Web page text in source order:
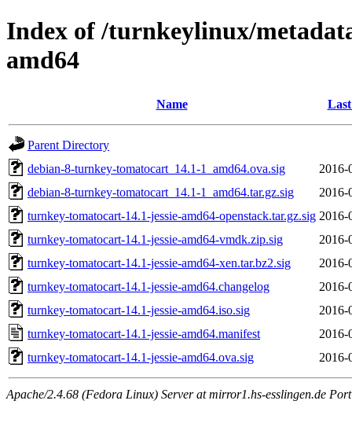
Index of /turnkeylinux/
amd64
Name
Parent Directory
debian-8-turnkey-tomatocart_14.1-1_amd64.ova.sig
2016-
debian-8-turnkey-tomatocart_14.1-1_amd64.tar.gz.sig
2016-
turnkey-tomatocart-14.1-jessie-amd64-openstack.tar.gz.sig 2016-
turnkey-tomatocart-14.1-jessie-amd64-vmdk.zip.sig
2016-
turnkey-tomatocart-14.1-jessie-amd64-xen.tar.bz2.sig
2016-
turnkey-tomatocart-14.1-jessie-amd64.changelog
2016-
turnkey-tomatocart-14.1-jessie-amd64.iso.sig
2016-
turnkey-tomatocart-14.1-jessie-amd64.manifest
2016-
turnkey-tomatocart-14.1-jessie-amd64.ova.sig
2016-
Apache/2.4.68 (Fedora Linux) Server at mirror1.hs-esslingen.de